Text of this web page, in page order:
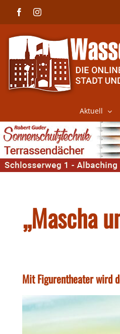
FacebookInstagram
Aktuell
„Mascha
Mit Figurentheater wird